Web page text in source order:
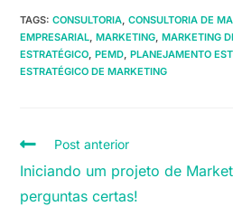
TAGS:CONSULTORIA CONSULTORIA DE
EMPRESARIAL MARKETING MARKETING
ESTRATÉGICO PEMD PLANEJAMENTO
ESTRATÉGICO DE MARKETING
Post anterior
Iniciando um projeto de
perguntas certas!